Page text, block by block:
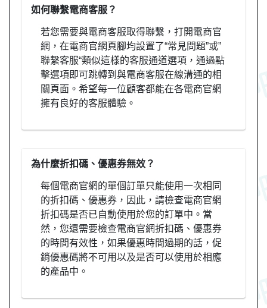
如何聯繫電商客服？
若您需要與電商客服取得聯繫，打開電商官
網，在電商官網頁腳均設置了“常見問題”或”
聯繫客服“類似這樣的客服通道選項，通過點
擊選項即可跳轉到與電商客服在線溝通的相
關頁面。希望每一位顧客都能在各電商官網
擁有良好的客服體驗。
為什麼折扣碼、優惠券無效？
每個電商官網的單個訂單只能使用一次相同
的折扣碼、優惠券，因此，請檢查電商官網
折扣碼是否已自動使用於您的訂單中。當
然，您還需要檢查電商官網折扣碼、優惠券
的時間有效性，如果優惠時間過期的話，促
銷優惠碼將不可用以及是否可以使用於相應
的產品中。